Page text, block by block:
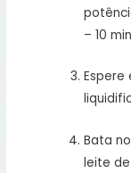
– 10
Bata
leite